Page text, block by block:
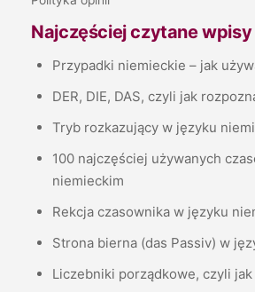
Najczęściej czytane wpisy
Przypadki niemieckie – jak
DER, DIE, DAS, czyli jak
Tryb rozkazujący w języku
100 najczęściej używanych
niemieckim
Rekcja czasownika w języku
Strona bierna (das Passiv) w
Liczebniki porządkowe, czyli